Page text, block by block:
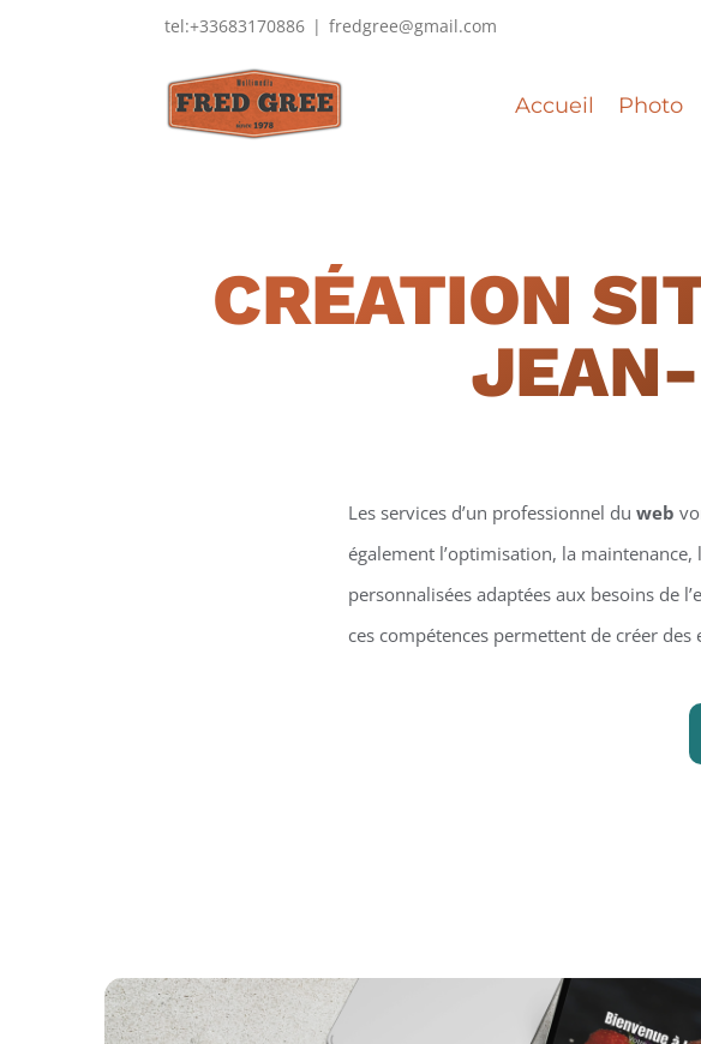
tel:+33683170886 | fredgree@gmail.com
Accueil Photo
CRÉATION
Les services d’un professionnel du web
également l’optimisation, la
personnalisées adaptées aux besoins de
ces compétences permettent de créer